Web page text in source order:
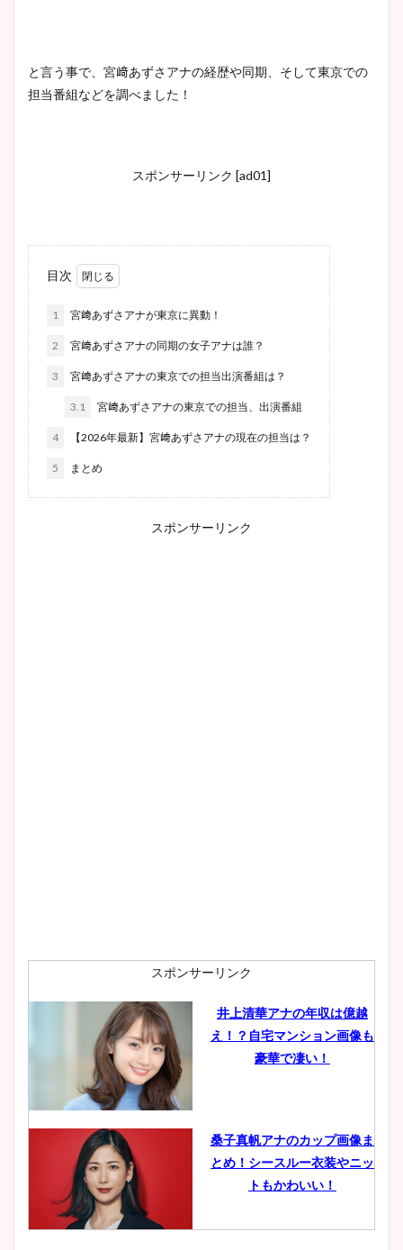
と言う事で、宮﨑あずさアナの経歴や同期、そして東京での
担当番組などを調べました！
スポンサーリンク [ad01]
目次
1 宮﨑あずさアナが東京に異動！
2 宮﨑あずさアナの同期の女子アナは誰？
3 宮﨑あずさアナの東京での担当出演番組は？
3.1 宮﨑あずさアナの東京での担当、出演番組
4 【2026年最新】宮﨑あずさアナの現在の担当は？
5 まとめ
スポンサーリンク
スポンサーリンク
井上清華アナの年収は億越
え！？自宅マンション画像も
豪華で凄い！
桑子真帆アナのカップ画像ま
とめ！シースルー衣装やニッ
トもかわいい！